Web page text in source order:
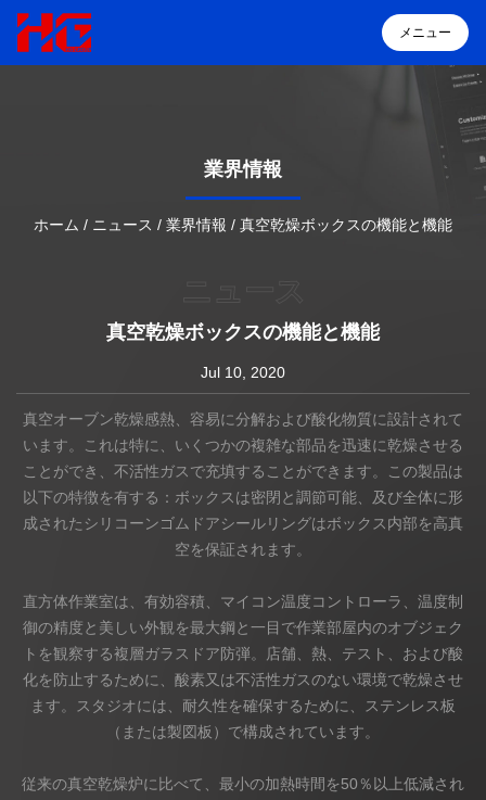
メニュー
HGについて
ソリューション
導入事例
ニュース
お問い合わせ
業界情報
ホーム / ニュース / 業界情報 / 真空乾燥ボックスの機能と機能
真空乾燥ボックスの機能と機能
Jul 10, 2020
真空オーブン乾燥感熱、容易に分解および酸化物質に設計されて
います。これは特に、いくつかの複雑な部品を迅速に乾燥させる
ことができ、不活性ガスで充填することができます。この製品は
以下の特徴を有する：ボックスは密閉と調節可能、及び全体に形
成されたシリコーンゴムドアシールリングはボックス内部を高真
空を保証されます。
直方体作業室は、有効容積、マイコン温度コントローラ、温度制
御の精度と美しい外観を最大鋼と一目で作業部屋内のオブジェク
トを観察する複層ガラスドア防弾。店舗、熱、テスト、および酸
化を防止するために、酸素又は不活性ガスのない環境で乾燥させ
ます。スタジオには、耐久性を確保するために、ステンレス板
（または製図板）で構成されています。
従来の真空乾燥炉に比べて、最小の加熱時間を50％以上低減され